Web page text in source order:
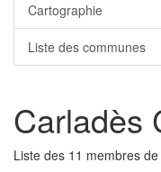
Cartographie
Liste des communes
Carladès
Liste des 11 membres